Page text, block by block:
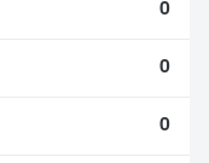
0
0
0